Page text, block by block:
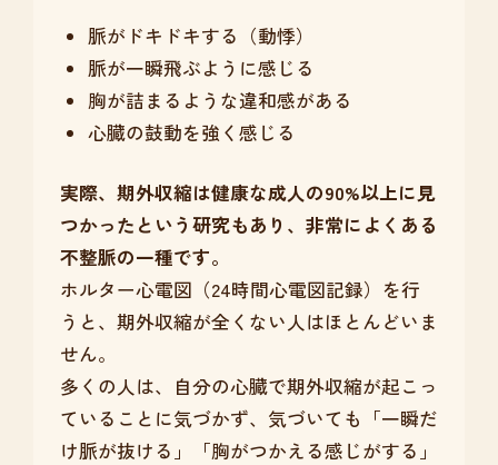
脈がドキドキする（動悸）
脈が一瞬飛ぶように感じる
胸が詰まるような違和感がある
心臓の鼓動を強く感じる
実際、期外収縮は健康な成人の90%以上に見
つかったという研究もあり、非常によくある
不整脈の一種です。
ホルター心電図（24時間心電図記録）を行
うと、期外収縮が全くない人はほとんどいま
せん。
多くの人は、自分の心臓で期外収縮が起こっ
ていることに気づかず、気づいても「一瞬だ
け脈が抜ける」「胸がつかえる感じがする」